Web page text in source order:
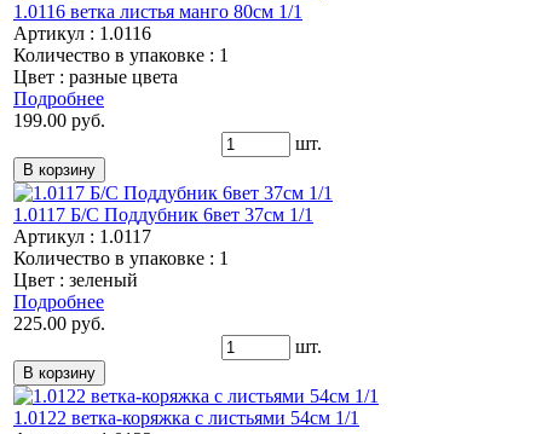
1.0116 ветка листья манго 80см 1/1
Артикул : 1.0116
Количество в упаковке : 1
Цвет : разные цвета
Подробнее
199.00 руб.
шт.
1.0117 Б/С Поддубник 6вет 37см 1/1
Артикул : 1.0117
Количество в упаковке : 1
Цвет : зеленый
Подробнее
225.00 руб.
шт.
1.0122 ветка-коряжка с листьями 54см 1/1